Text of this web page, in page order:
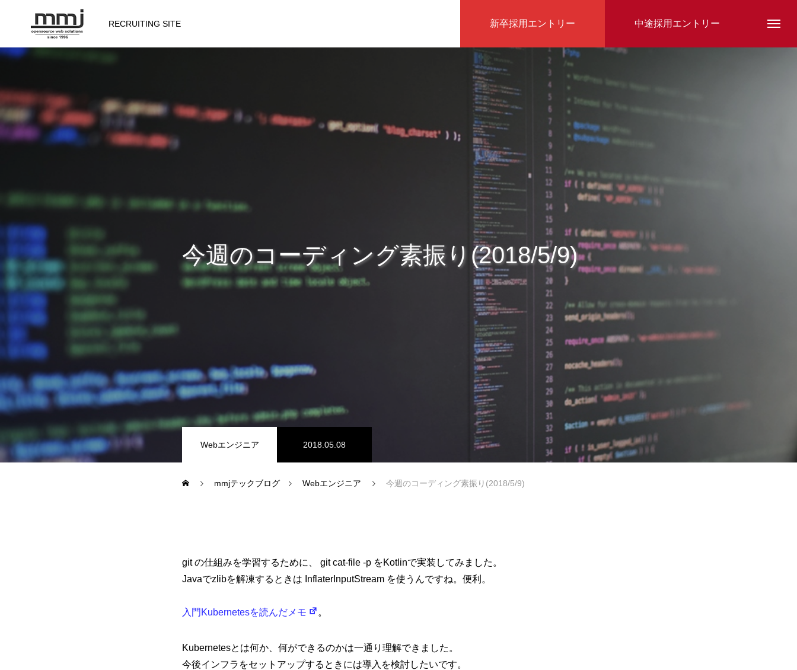
RECRUITING SITE 新卒採用エントリー 中途採用エントリー
会社を知る
仕事を知る
教務システム開発 プログラマーの1週間
Webエンジニア・プログラマー フロントエンドエンジニア 【正社員】Webデザイナー 【業務委託】Webデザイナー
Webディレクター
mmjコーポレートサイト
お問合せ 個人情報取扱い方針 サイトマップ
今週のコーディング素振り(2018/5/9)
Webエンジニア 2018.05.08
mmjテックブログ Webエンジニア 今週のコーディング素振り(2018/5/9)
git の仕組みを学習するために、 git cat-file -p をKotlinで実装してみました。
Javaでzlibを解凍するときは InflaterInputStream を使うんですね。便利。
入門Kubernetesを読んだメモ 。
Kubernetesとは何か、何ができるのかは一通り理解できました。
今後インフラをセットアップするときには導入を検討したいです。